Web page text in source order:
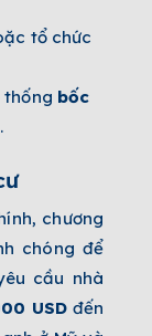
tổ chức
thống bốc
chương
chóng để
cầu nhà
USDđến